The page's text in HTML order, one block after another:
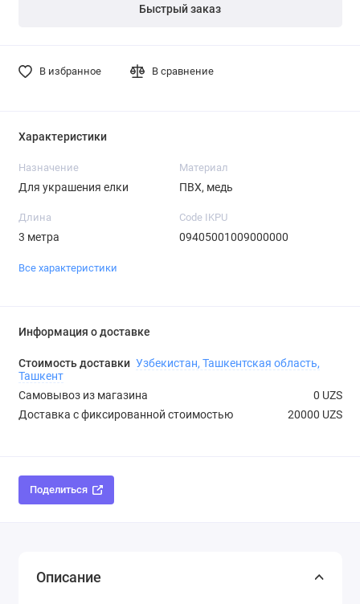
Быстрый заказ
В избранное В сравнение
Характеристики
Назначение
Для украшения елки
Материал
ПВХ, медь
Длина
3 метра
Code IKPU
09405001009000000
Все характеристики
Информация о доставке
Стоимость доставки Узбекистан, Ташкентская область,
Ташкент
Самовывоз из магазина
0 UZS
Доставка с фиксированной стоимостью
20000 UZS
Поделиться
Описание